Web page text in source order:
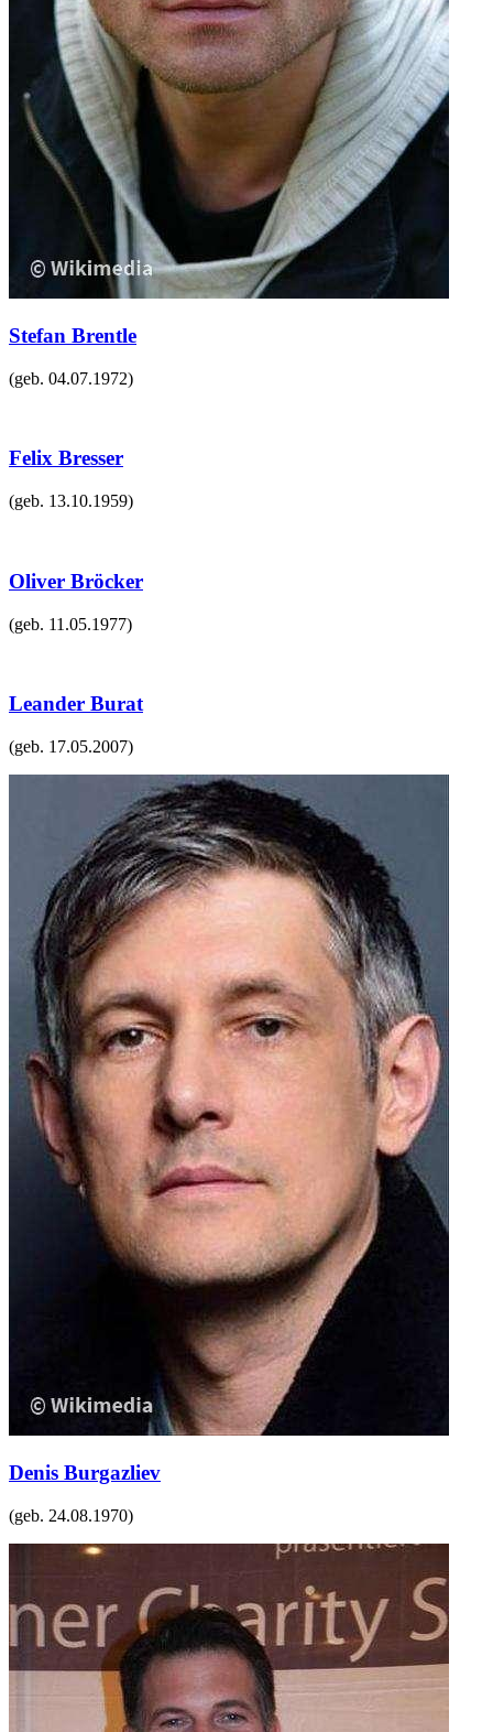
Stefan Brentle
(geb. 04.07.1972)
Felix Bresser
(geb. 13.10.1959)
Oliver Bröcker
(geb. 11.05.1977)
Leander Burat
(geb. 17.05.2007)
Denis Burgazliev
(geb. 24.08.1970)